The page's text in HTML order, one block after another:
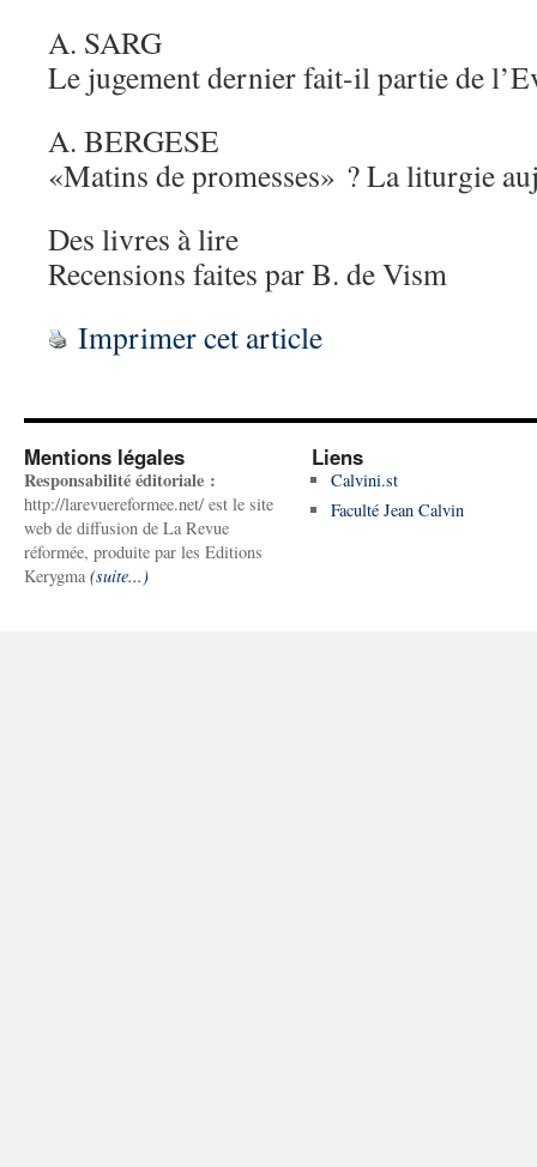
A. SARG
Le jugement dernier fait-il partie de
A. BERGESE
«Matins de promesses» ? La liturgie
Des livres à lire
Recensions faites par B. de Vism
Imprimer cet article
Mentions légales
Responsabilité éditoriale :
http://larevuereformee.net/ est le site
web de diffusion de La Revue
réformée, produite par les Editions
Kerygma (suite...)
Liens
Calvini.st
Faculté Jean Calvin